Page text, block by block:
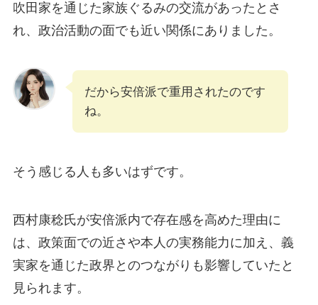
吹田家を通じた家族ぐるみの交流があったとさ
れ、政治活動の面でも近い関係にありました。
だから安倍派で重用されたのです
ね。
そう感じる人も多いはずです。
西村康稔氏が安倍派内で存在感を高めた理由に
は、政策面での近さや本人の実務能力に加え、義
実家を通じた政界とのつながりも影響していたと
見られます。